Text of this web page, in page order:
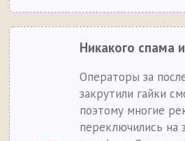
Никакого спама
Операторы за
закрутили гайки
поэтому многие
переключились на